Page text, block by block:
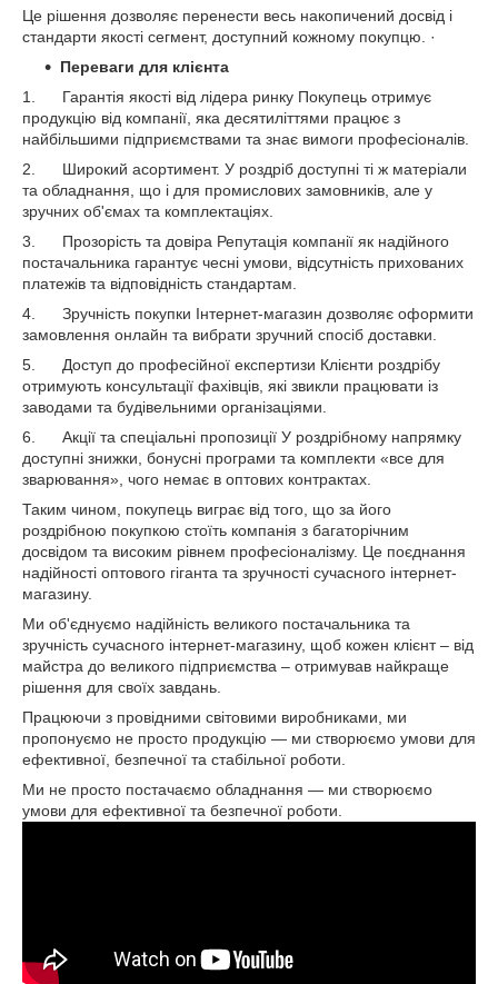
Це рішення дозволяє перенести весь накопичений досвід і
стандарти якості сегмент, доступний кожному покупцю. ·
Переваги для клієнта
1. Гарантія якості від лідера ринку Покупець отримує
продукцію від компанії, яка десятиліттями працює з
найбільшими підприємствами та знає вимоги професіоналів.
2. Широкий асортимент. У роздріб доступні ті ж матеріали
та обладнання, що і для промислових замовників, але у
зручних об'ємах та комплектаціях.
3. Прозорість та довіра Репутація компанії як надійного
постачальника гарантує чесні умови, відсутність прихованих
платежів та відповідність стандартам.
4. Зручність покупки Інтернет-магазин дозволяє оформити
замовлення онлайн та вибрати зручний спосіб доставки.
5. Доступ до професійної експертизи Клієнти роздрібу
отримують консультації фахівців, які звикли працювати із
заводами та будівельними організаціями.
6. Акції та спеціальні пропозиції У роздрібному напрямку
доступні знижки, бонусні програми та комплекти «все для
зварювання», чого немає в оптових контрактах.
Таким чином, покупець виграє від того, що за його
роздрібною покупкою стоїть компанія з багаторічним
досвідом та високим рівнем професіоналізму. Це поєднання
надійності оптового гіганта та зручності сучасного інтернет-
магазину.
Ми об'єднуємо надійність великого постачальника та
зручність сучасного інтернет-магазину, щоб кожен клієнт – від
майстра до великого підприємства – отримував найкраще
рішення для своїх завдань.
Працюючи з провідними світовими виробниками, ми
пропонуємо не просто продукцію — ми створюємо умови для
ефективної, безпечної та стабільної роботи.
Ми не просто постачаємо обладнання — ми створюємо
умови для ефективної та безпечної роботи.